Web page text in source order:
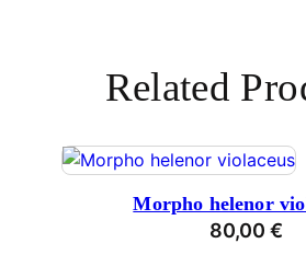
Related
Morpho helenor
80,00 €